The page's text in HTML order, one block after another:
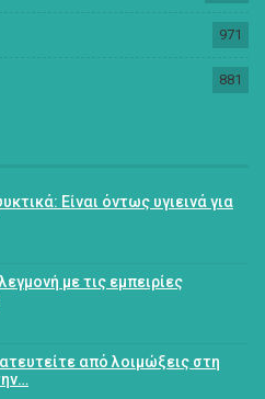
971
881
Είναι όντως υγιεινά για
με τις εμπειρίες
από λοιμώξεις στη